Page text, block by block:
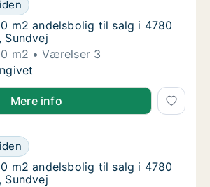
m2 andelsbolig til salg i 4780
m2 andelsbolig til salg i 4780
Sundvej
m2
Værelser 3
m2 andelsbolig til salg i 4780
Mere info
m2 andelsbolig til salg i 4780
til salg i 4780 Stege,
m2 andelsbolig til salg i 4780
m2 andelsbolig til salg i 4780
Sundvej